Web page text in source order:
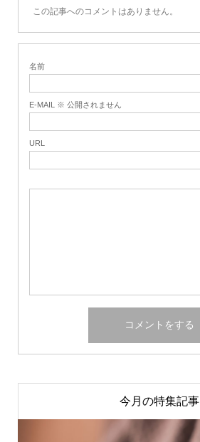
この記事へのコメントはありません。
名前
E-MAIL ※ 公開されません
URL
今月の特集記事